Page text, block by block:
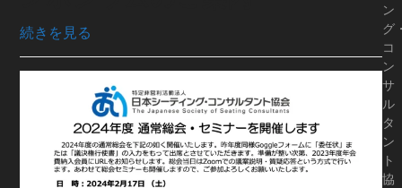
続きを見る
ン
グ
コ
ン
サ
ル
タ
ン
ト
協